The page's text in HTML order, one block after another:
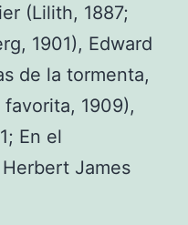
(Lilith, 1887;
1901), Edward
de la tormenta,
1909),
En el
James